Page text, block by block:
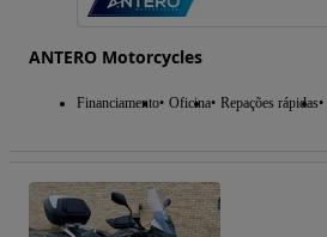
ANTERO Motorcycles
Financiamento Oficina Repações rápidas